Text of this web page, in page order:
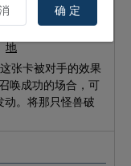
怪兽 效果
地
张卡被对手的效果
唤成功的场合，可
。将那只怪兽破
确 定